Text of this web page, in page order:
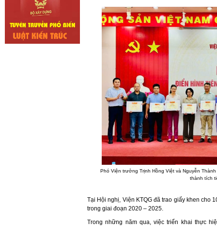
Phó Viện trưởng Trịnh Hồng Việt và Nguyễn
thành tích
Tại Hội nghị, Viện KTQG đã trao giấy khen cho
trong giai đoạn 2020 – 2025.
Trong những năm qua, việc triển khai thực